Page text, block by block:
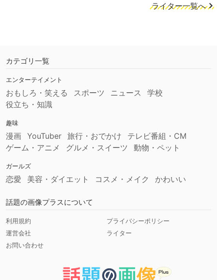
ライター一覧へ
カテゴリ一覧
エンターテイメント
おもしろ・笑える スポーツ ニュース
学校
役立ち・知識
趣味
漫画 YouTuber 旅行・おでかけ
テレビ番組・CM
ゲーム・アニメ
グルメ・スイーツ 動物・ペット
ガールズ
恋愛 美容・ダイエット コスメ・メイク かわいい
話題の画像プラスについて
利用規約
プライバシーポリシー
運営会社
ライター
お問い合わせ